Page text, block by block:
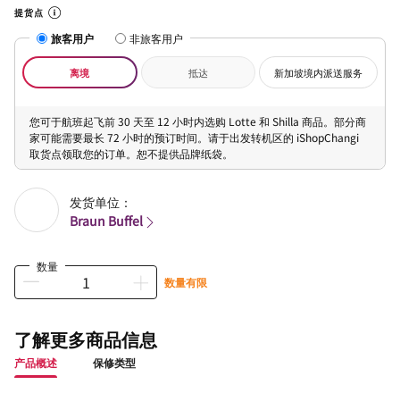
提货点
旅客用户 非旅客用户
离境 抵达 新加坡境内派送服务
您可于航班起飞前 30 天至 12 小时内选购 Lotte 和 Shilla 商品。部分商
家可能需要最长 72 小时的预订时间。请于出发转机区的 iShopChangi
取货点领取您的订单。恕不提供品牌纸袋。
发货单位：
Braun Buffel
数量
数量有限
了解更多商品信息
产品概述 保修类型